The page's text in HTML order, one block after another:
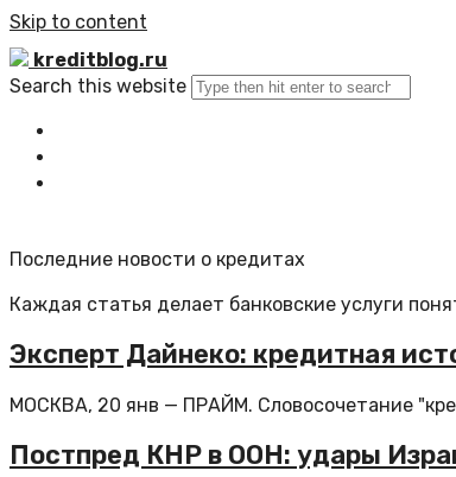
Skip to content
kreditblog.ru
Search this website
Последние новости о кредитах
Каждая статья делает банковские услуги
Эксперт Дайнеко: кредитная
МОСКВА, 20 янв — ПРАЙМ. Словосочетание
Постпред КНР в ООН: удары